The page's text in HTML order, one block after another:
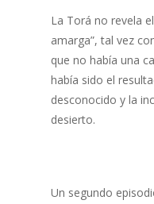
La Torá no revela
amarga”, tal vez
que no había una
había sido el
desconocido y la
desierto.
Un segundo